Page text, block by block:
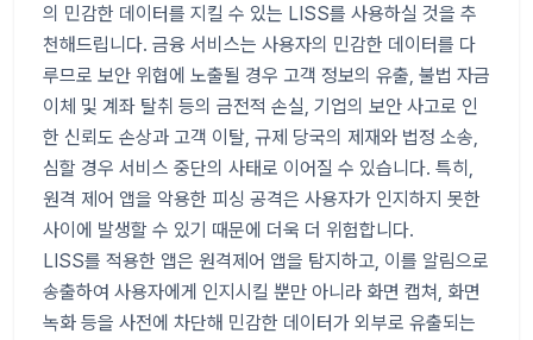
의 민감한 데이터를 지킬 수 있는 LISS를 사용하실 것을 추
천해드립니다. 금융 서비스는 사용자의 민감한 데이터를 다
루므로 보안 위협에 노출될 경우 고객 정보의 유출, 불법 자금
이체 및 계좌 탈취 등의 금전적 손실, 기업의 보안 사고로 인
한 신뢰도 손상과 고객 이탈, 규제 당국의 제재와 법정 소송,
심할 경우 서비스 중단의 사태로 이어질 수 있습니다. 특히,
원격 제어 앱을 악용한 피싱 공격은 사용자가 인지하지 못한
사이에 발생할 수 있기 때문에 더욱 더 위험합니다.
LISS를 적용한 앱은 원격제어 앱을 탐지하고, 이를 알림으로
송출하여 사용자에게 인지시킬 뿐만 아니라 화면 캡쳐, 화면
녹화 등을 사전에 차단해 민감한 데이터가 외부로 유출되는